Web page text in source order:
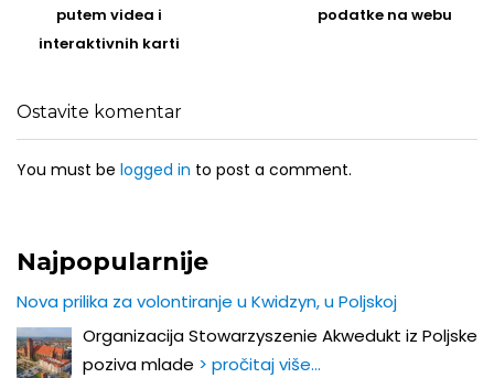
putem videa i
interaktivnih karti
podatke na webu
Ostavite komentar
You must be logged in to post a comment.
Najpopularnije
Nova prilika za volontiranje u Kwidzyn, u Poljskoj
Organizacija Stowarzyszenie Akwedukt iz Poljske
poziva mlade > pročitaj više…